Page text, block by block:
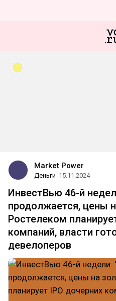
Market Power
Деньги 15.11.2024
ИнвестВью 46-й
продолжается, цены
Ростелеком
компаний, власти
девелоперов